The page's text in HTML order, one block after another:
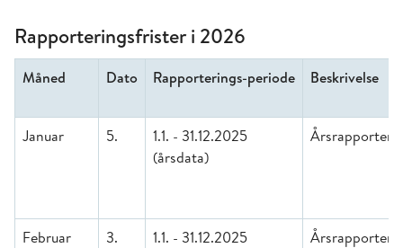
Rapporteringsfrister i 2026
Måned Dato Rapporterings-periode Beskrivelse
Januar 5.
1.1. - 31.12.2025
(årsdata)
Februar 3.
1.1. - 31.12.2025